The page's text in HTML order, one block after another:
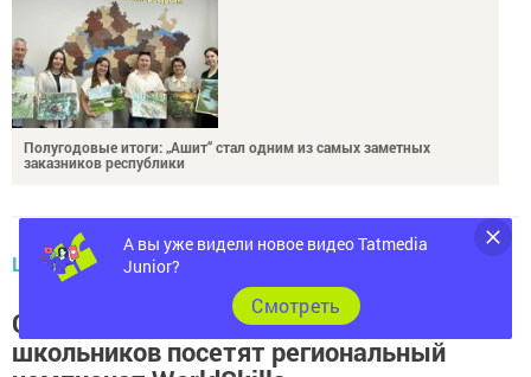
Полугодовые итоги: „Ашит“ стал одним из самых заметных
заказников республики
ЦЕНТРАЛЬНЫЕ НОВОСТИ
Около 20 тыс. татарстанских
школьников посетят региональный
чемпионат WorldSkills
А вы уже видели новое видео Tatmedia
Junior?
Cмотреть